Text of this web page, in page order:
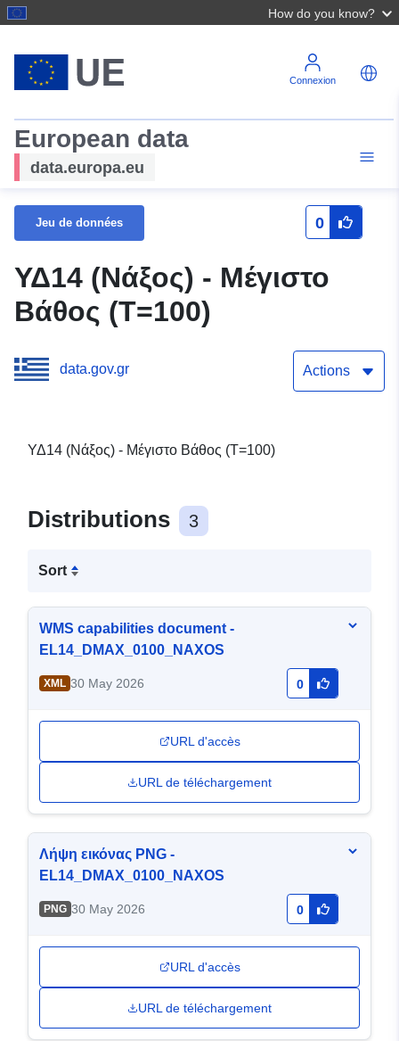
How do you know?
Connexion
European data
data.europa.eu
Jeu de données 0
ΥΔ14 (Νάξος) - Μέγιστο
Βάθος (T=100)
data.gov.gr Actions
ΥΔ14 (Νάξος) - Μέγιστο Βάθος (T=100)
Distributions 3
Sort
WMS capabilities document -
EL14_DMAX_0100_NAXOS
XML 30 May 2026 0
URL d'accès
URL de téléchargement
Λήψη εικόνας PNG -
EL14_DMAX_0100_NAXOS
PNG 30 May 2026 0
URL d'accès
URL de téléchargement